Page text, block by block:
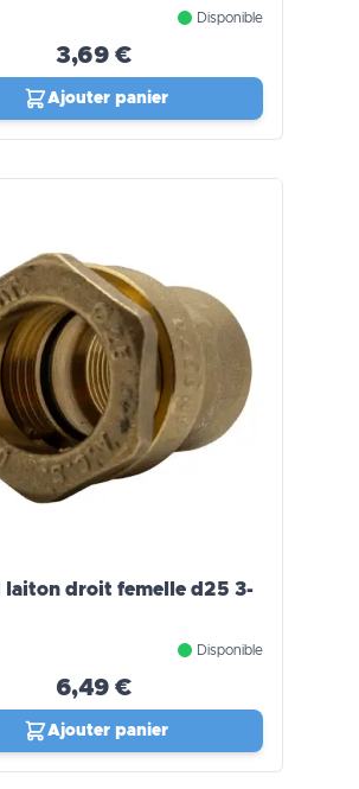
Disponible
3,69 €
Ajouter panier
laiton droit femelle d25 3-
Disponible
6,49 €
Ajouter panier